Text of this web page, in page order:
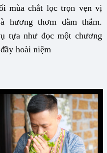
mùa chắt lọc trọn vẹn vị
hương thơm đằm thắm.
tựa như đọc một chương
hoài niệm